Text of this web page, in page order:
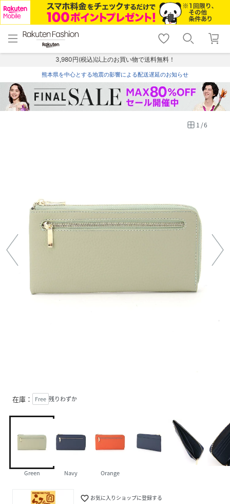
menu home
トップ
shopping_cart lock_outline
ログイン
3,980円(税込)以上のお買い物で送料無料！
熊本県を中心とする地震の影響による配送遅延のお知らせ
1 /6
在庫： Free 残りわずか
Green Navy Orange
favorite_border お気に入りショップに登録する